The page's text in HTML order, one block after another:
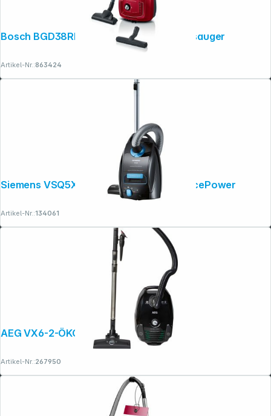
Bosch BGD38RD1H Serie 4, Beutelstaubsauger
Artikel-Nr.:863424
Siemens VSQ5X1230 Q5.0 extreme silencePower
Artikel-Nr.:134061
AEG VX6-2-ÖKOX
Artikel-Nr.:267950